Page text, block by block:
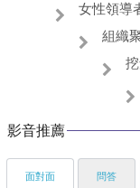
女性領導
組織
影音推薦
面對面 問答